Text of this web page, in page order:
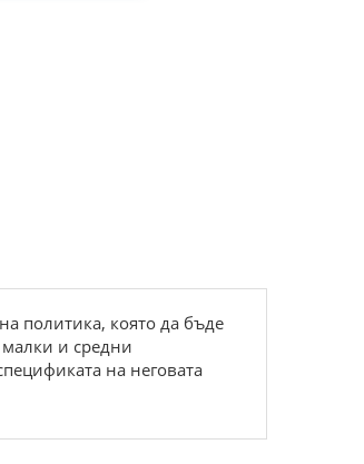
политика, която да бъде
малки и средни
на неговата